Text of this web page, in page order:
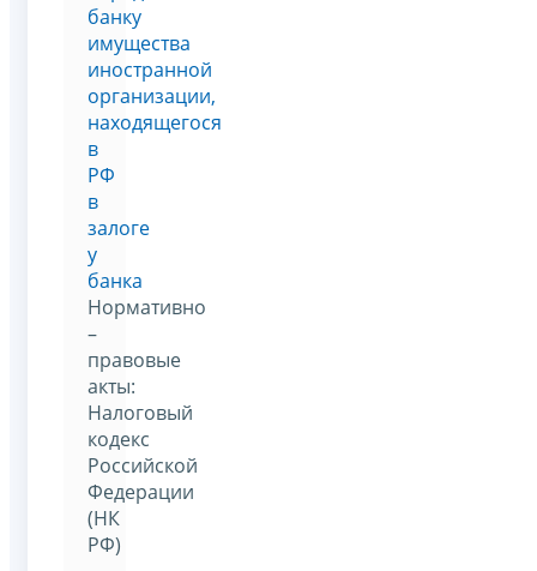
банку
имущества
иностранной
организации,
находящегося
в
РФ
в
залоге
у
банка
Нормативно
–
правовые
акты:
Налоговый
кодекс
Российской
Федерации
(НК
РФ)